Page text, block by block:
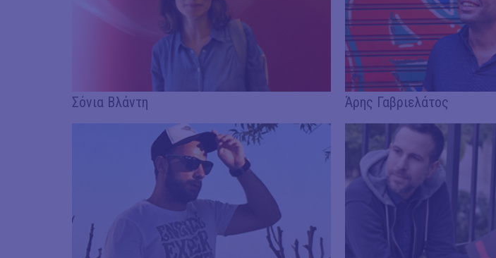
Σόνια Βλάντη Άρης Γαβριελάτος